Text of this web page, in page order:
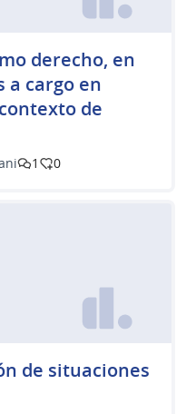
derecho, en
a cargo en
de
1 0
de situaciones